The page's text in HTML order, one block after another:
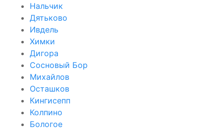
Нальчик
Дятьково
Ивдель
Химки
Дигора
Сосновый Бор
Михайлов
Осташков
Кингисепп
Колпино
Бологое